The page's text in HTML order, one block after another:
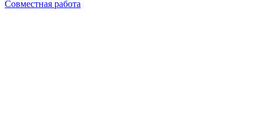
Совместная работа